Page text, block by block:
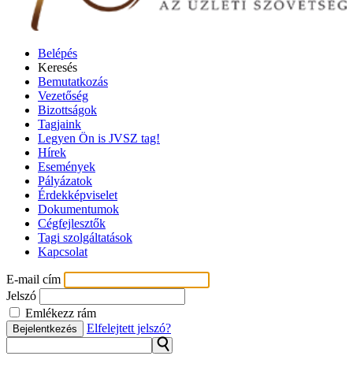
Belépés
Keresés
Bemutatkozás
Vezetőség
Bizottságok
Tagjaink
Legyen Ön is JVSZ tag!
Hírek
Események
Pályázatok
Érdekképviselet
Dokumentumok
Cégfejlesztők
Tagi szolgáltatások
Kapcsolat
E-mail cím
Jelszó
Emlékezz rám
Bejelentkezés Elfelejtett jelszó?
⚲